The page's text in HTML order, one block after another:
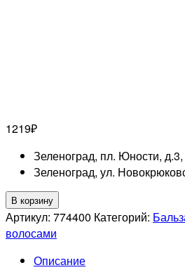
1219₽
Зеленоград, пл. Юности,
Зеленоград, ул.
Количество
товара
OLLIN
L&P
В корзину
Артикул: 774400 Категорий:
волосами
Описание